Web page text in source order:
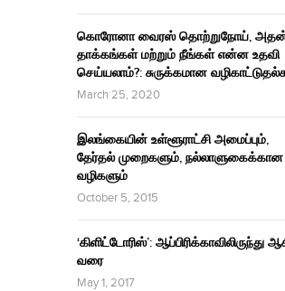
கொரோனா வைரஸ் தொற்றுநோய்,
தாக்கங்கள் மற்றும் நீங்கள் என்ன உதவி
செய்யலாம்?: சுருக்கமான
March 25, 2020
இலங்கையின் உள்ளூராட்சி அமைப்பும்,
தேர்தல் முறைகளும், நல்லாளுகைக்கான
வழிகளும்
October 5, 2015
‘கிளிட்டோரிஸ்’: ஆப்பிரிக்காவிலிருந்து
வரை
May 1, 2017